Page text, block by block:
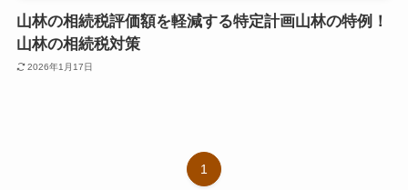
山林の相続税評価額を軽減する特定計画山林の特例！
山林の相続税対策
2026年1月17日
1